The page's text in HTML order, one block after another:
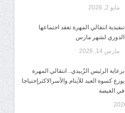
مايو 2, 2026
تنفيذية انتقالي المهرة تعقد اجتماعها
الدوري لشهر مارس
مارس 14, 2026
برعاية الرئيس الزُبيدي.. انتقالي المهرة
يوزع كسوة العيد للأيتام والأسرالاكثرإحتياجا
في الغيضة